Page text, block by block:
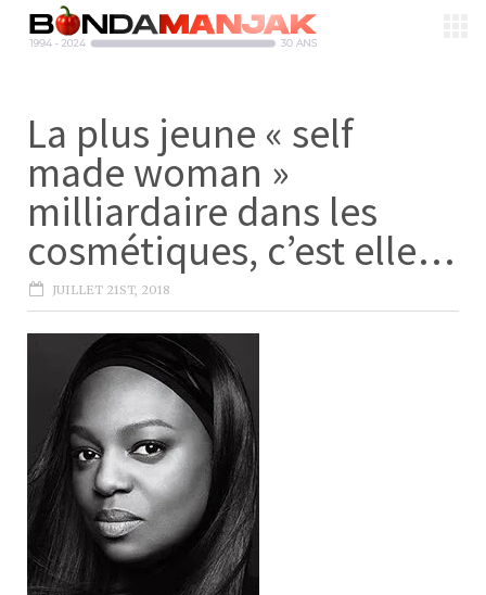
La plus jeune « self
made woman »
milliardaire dans les
cosmétiques, c’est elle…
JUILLET 21ST, 2018